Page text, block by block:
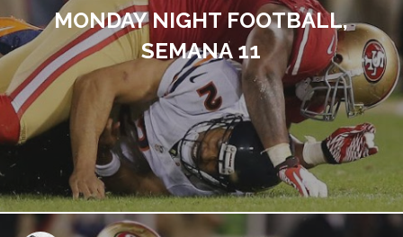
MONDAY NIGHT FOOTBALL,
SEMANA 11